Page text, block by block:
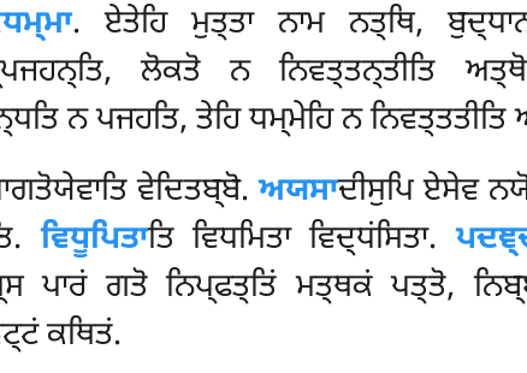
. ਏਤੇਹਿ ਮੁਤ੍ਤਾ ਨਾਮ ਨਤ੍ਥਿ,
, ਲੋਕਤੋ ਨ ਨਿਵਤ੍ਤਨ੍ਤੀਤਿ
ਨ ਪਜਹਤਿ, ਤੇਹਿ ਧਮ੍ਮੇਹਿ ਨ ਨਿਵਤ੍ਤਤੀਤਿ
ਵੇਦਿਤਬ੍ਬੋ.ਅਯਸਾਦੀਸੁਪਿ ਏਸੇਵ
ਵਿਧੂਪਿਤਾਤਿਵਿਧਮਿਤਾ ਵਿਦ੍ਧਂਸਿਤਾ.
ਪਾਰਂ ਗਤੋ ਨਿਪ੍ਫਤ੍ਤਿਂ ਮਤ੍ਥਕਂ ਪਤ੍ਤੋ,
ਕਥਿਤਂ.